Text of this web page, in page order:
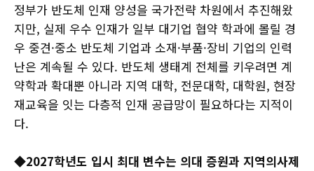
정부가 반도체 인재 양성을 국가전략 차원에서 추진해왔
지만, 실제 우수 인재가 일부 대기업 협약 학과에 몰릴 경
우 중견·중소 반도체 기업과 소재·부품·장비 기업의 인력
난은 계속될 수 있다. 반도체 생태계 전체를 키우려면 계
약학과 확대뿐 아니라 지역 대학, 전문대학, 대학원, 현장
재교육을 잇는 다층적 인재 공급망이 필요하다는 지적이
다.
◆2027학년도 입시 최대 변수는 의대 증원과 지역의사제